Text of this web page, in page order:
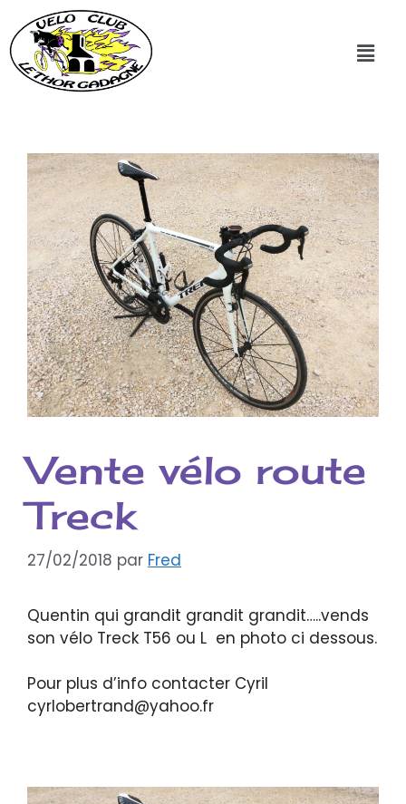
Vente vélo route
Treck
27/02/2018 par Fred
Quentin qui grandit grandit grandit…..vends
son vélo Treck T56 ou L en photo ci dessous.
Pour plus d’info contacter Cyril
cyrlobertrand@yahoo.fr